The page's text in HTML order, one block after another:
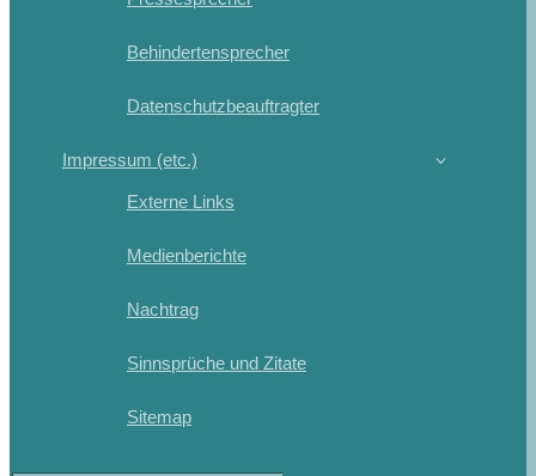
Behindertensprecher
Datenschutzbeauftragter
Impressum (etc.)
Externe Links
Medienberichte
Nachtrag
Sinnsprüche und Zitate
Sitemap